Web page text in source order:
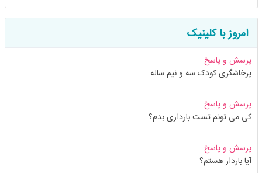
امروز با کلینیک
پرسش و پاسخ
پرخاشگری کودک سه و نیم ساله
پرسش و پاسخ
کی می تونم تست بارداری بدم؟
پرسش و پاسخ
آیا باردار هستم؟